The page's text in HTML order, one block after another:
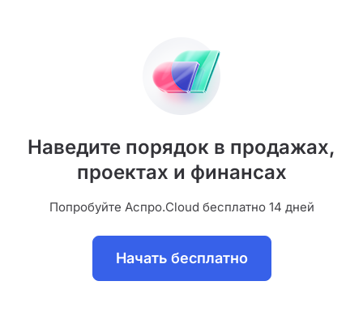
Наведите порядок в продажах,
проектах и финансах
Попробуйте Аспро.Cloud бесплатно 14 дней
Начать бесплатно